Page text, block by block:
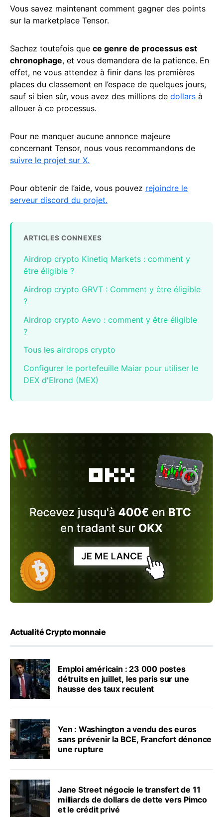
Vous savez maintenant comment gagner des points
sur la marketplace Tensor.
Sachez toutefois que ce genre de processus est
chronophage, et vous demandera de la patience. En
effet, ne vous attendez à finir dans les premières
places du classement en l’espace de quelques jours,
sauf si bien sûr, vous avez des millions de dollars à
allouer à ce processus.
Pour ne manquer aucune annonce majeure
concernant Tensor, nous vous recommandons de
suivre le projet sur X.
Pour obtenir de l’aide, vous pouvez rejoindre le
serveur discord du projet.
ARTICLES CONNEXES
Airdrop crypto Kinetiq Markets : comment y
être éligible ?
Airdrop crypto GRVT : Comment y être éligible
?
Airdrop crypto Aevo : comment y être éligible
?
Tous les airdrops crypto
Configurer le portefeuille Maiar pour utiliser le
DEX d'Elrond (MEX)
Actualité Crypto monnaie
Emploi américain : 23 000 postes
détruits en juillet, les paris sur une
hausse des taux reculent
Yen : Washington a vendu des euros
sans prévenir la BCE, Francfort dénonce
une rupture
Jane Street négocie le transfert de 11
milliards de dollars de dette vers Pimco
et le crédit privé